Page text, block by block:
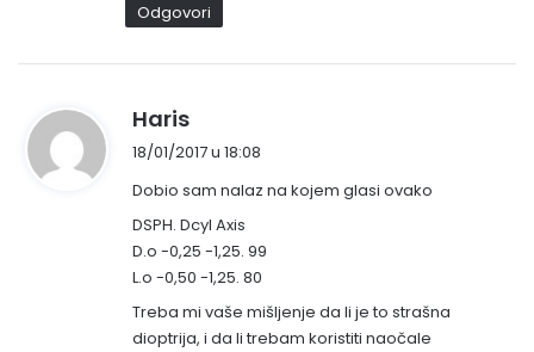
Odgovori
Haris
a
i
s
a
o
:
18/01/2017 u 18:08
Dobio sam nalaz na kojem glasi ovako
DSPH. Dcyl Axis
D.o -0,25 -1,25. 99
L.o -0,50 -1,25. 80
Treba mi vaše mišljenje da li je to strašna
dioptrija, i da li trebam koristiti naočale